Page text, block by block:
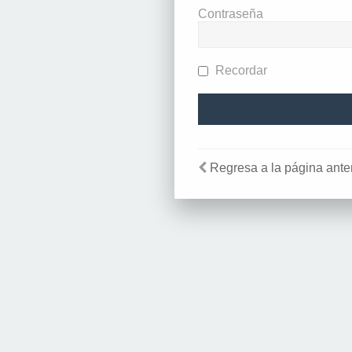
Contraseña
Recordar
Regresa a la página